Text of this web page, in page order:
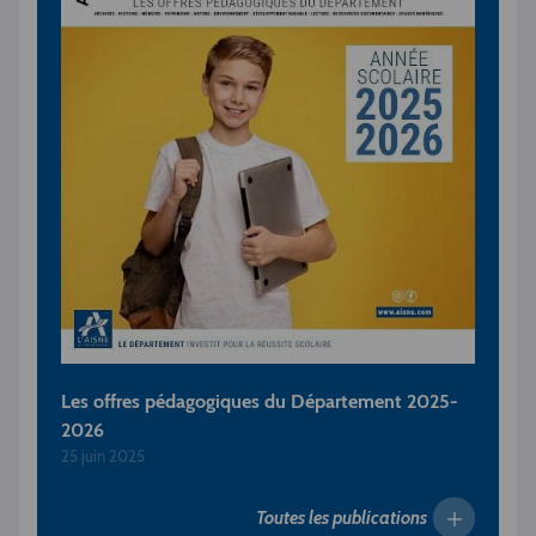
Les offres pédagogiques du Département 2025-
2026
25 juin 2025
Toutes les publications